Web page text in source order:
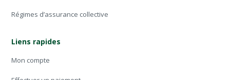
Régimes d’assurance collective
Liens rapides
Mon compte